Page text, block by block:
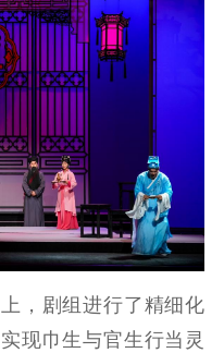
职称评审
作品著作权
登记服务
文艺创作
剧组进行了精细化
现巾生与官生行当灵